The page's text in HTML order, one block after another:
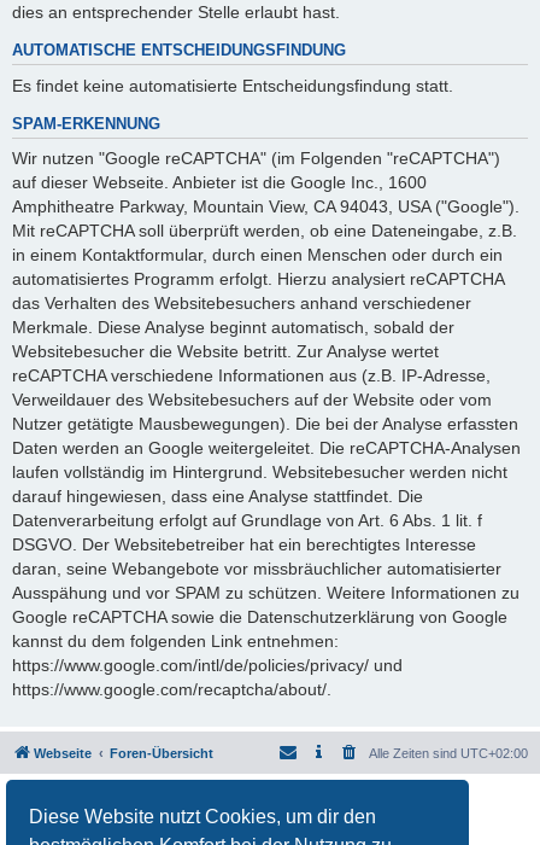
Diese Website nutzt Cookies, um dir den
dies an entsprechender Stelle erlaubt hast.
AUTOMATISCHE ENTSCHEIDUNGSFINDUNG
Es findet keine automatisierte Entscheidungsfindung statt.
SPAM-ERKENNUNG
Wir nutzen "Google reCAPTCHA" (im Folgenden "reCAPTCHA")
auf dieser Webseite. Anbieter ist die Google Inc., 1600
Amphitheatre Parkway, Mountain View, CA 94043, USA ("Google").
Mit reCAPTCHA soll überprüft werden, ob eine Dateneingabe, z.B.
in einem Kontaktformular, durch einen Menschen oder durch ein
automatisiertes Programm erfolgt. Hierzu analysiert reCAPTCHA
das Verhalten des Websitebesuchers anhand verschiedener
Merkmale. Diese Analyse beginnt automatisch, sobald der
Websitebesucher die Website betritt. Zur Analyse wertet
reCAPTCHA verschiedene Informationen aus (z.B. IP-Adresse,
Verweildauer des Websitebesuchers auf der Website oder vom
Nutzer getätigte Mausbewegungen). Die bei der Analyse erfassten
Daten werden an Google weitergeleitet. Die reCAPTCHA-Analysen
laufen vollständig im Hintergrund. Websitebesucher werden nicht
darauf hingewiesen, dass eine Analyse stattfindet. Die
Datenverarbeitung erfolgt auf Grundlage von Art. 6 Abs. 1 lit. f
DSGVO. Der Websitebetreiber hat ein berechtigtes Interesse
daran, seine Webangebote vor missbräuchlicher automatisierter
Ausspähung und vor SPAM zu schützen. Weitere Informationen zu
Google reCAPTCHA sowie die Datenschutzerklärung von Google
kannst du dem folgenden Link entnehmen:
https://www.google.com/intl/de/policies/privacy/ und
https://www.google.com/recaptcha/about/.
Webseite Foren-Übersicht Alle Zeiten sind UTC+02:00
Deutsche Übersetzung durchphpBB.de
Datenschutz|Nutzungsbedingungen